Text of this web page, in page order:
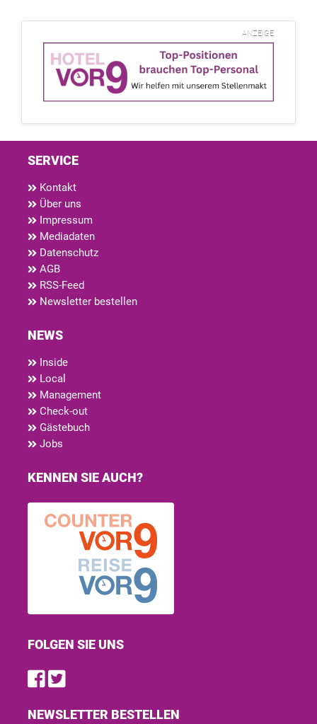
ANZEIGE
SERVICE
Kontakt
Über uns
Impressum
Mediadaten
Datenschutz
AGB
RSS-Feed
Newsletter bestellen
NEWS
Inside
Local
Management
Check-out
Gästebuch
Jobs
KENNEN SIE AUCH?
FOLGEN SIE UNS
Find us on Facebook
Follow us on Twitter
NEWSLETTER BESTELLEN